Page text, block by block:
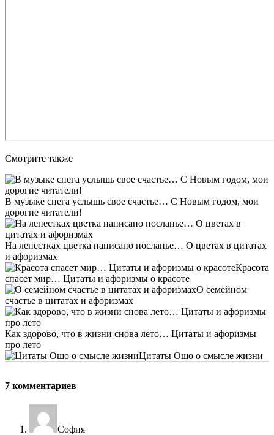
Смотрите также
В музыке снега услышь свое счастье… С Новым годом, мои
дорогие читатели!
На лепестках цветка написано посланье… О цветах в цитатах
и афоризмах
Красота
спасет мир… Цитаты и афоризмы о красоте
О семейном
счастье в цитатах и афоризмах
Как здорово, что в жизни снова лето… Цитаты и афоризмы
про лето
Цитаты Ошо о смысле жизни
7 комментариев
София